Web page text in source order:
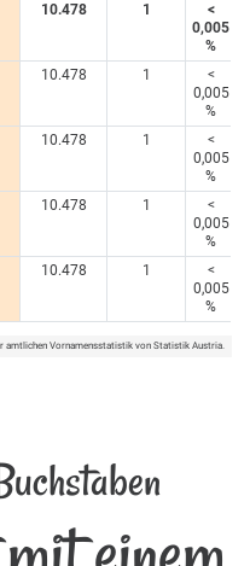
10.478 1
<
0,005
%
10.478 1
<
0,005
%
10.478 1
<
0,005
%
10.478 1
<
0,005
%
10.478 1
<
0,005
%
amtlichen Vornamensstatistik von Statistik Austria.